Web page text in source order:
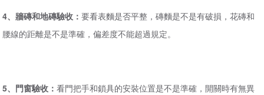
4、牆磚和地磚驗收：要看表麵是否平整，磚麵是不是有破損，花磚和
腰線的距離是不是準確，偏差度不能超過規定。
5、門窗驗收：看門把手和鎖具的安裝位置是不是準確，開關時有無異